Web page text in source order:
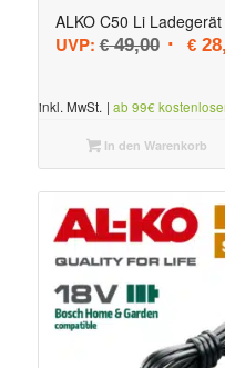
ALKO C50 Li
UVP: €49,00 €
inkl. MwSt. | ab 99€
In den Warenkorb